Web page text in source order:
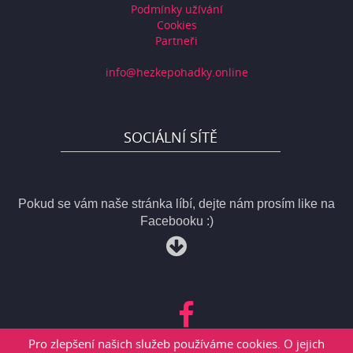
Pro zlepšení našich služeb používáme cookies. O jejich
Podmínky užívání
Cookies
Partneři
info@hezkepohadky.online
SOCIÁLNÍ SÍTĚ
Pokud se vám naše stránka líbí, dejte nám prosím like na
Facebooku :)